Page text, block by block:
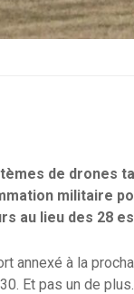
de drones
militaire
au lieu des 28
annexé à la
Et pas un de